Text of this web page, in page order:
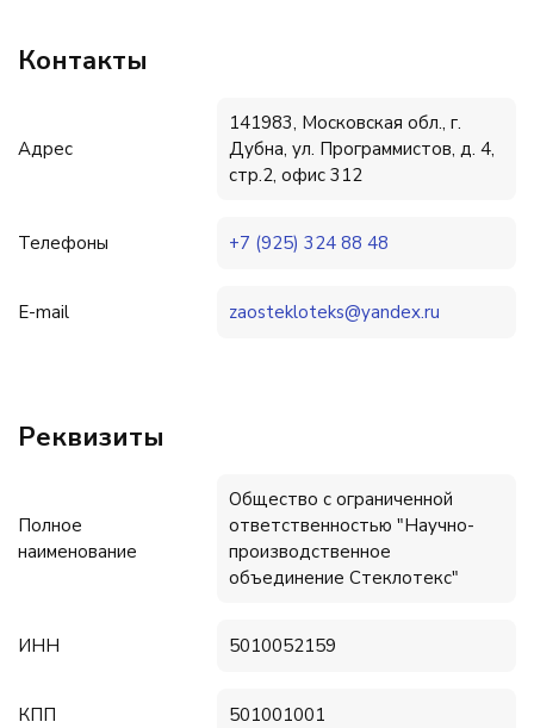
Контакты
Адрес
141983, Московская обл., г.
Дубна, ул. Программистов, д. 4,
стр.2, офис 312
Телефоны +7 (925) 324 88 48
E-mail zaostekloteks@yandex.ru
Реквизиты
Полное
наименование
Общество с ограниченной
ответственностью "Научно-
производственное
объединение Стеклотекс"
ИНН 5010052159
КПП 501001001